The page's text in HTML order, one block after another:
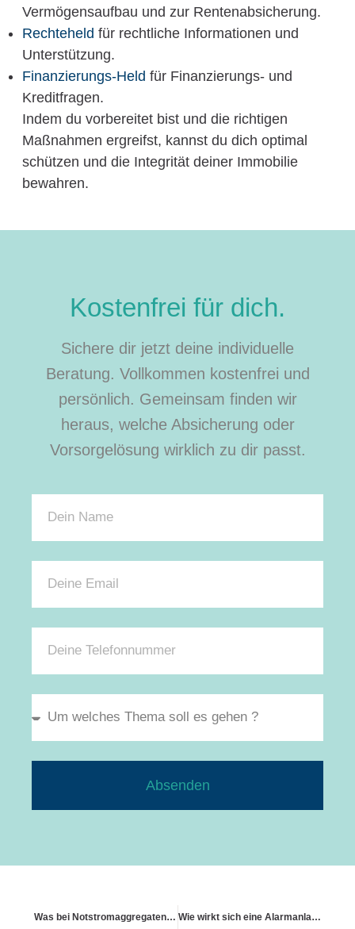
Vermögensaufbau und zur Rentenabsicherung.
Rechteheld für rechtliche Informationen und
Unterstützung.
Finanzierungs-Held für Finanzierungs- und
Kreditfragen.
Indem du vorbereitet bist und die richtigen
Maßnahmen ergreifst, kannst du dich optimal
schützen und die Integrität deiner Immobilie
bewahren.
Kostenfrei für dich.
Sichere dir jetzt deine individuelle
Beratung. Vollkommen kostenfrei und
persönlich. Gemeinsam finden wir
heraus, welche Absicherung oder
Vorsorgelösung wirklich zu dir passt.
Absenden
Was bei Notstromaggregaten oder Batteriespeichern gilt Wie wirkt sich eine Alarmanlage auf den Beitrag aus?